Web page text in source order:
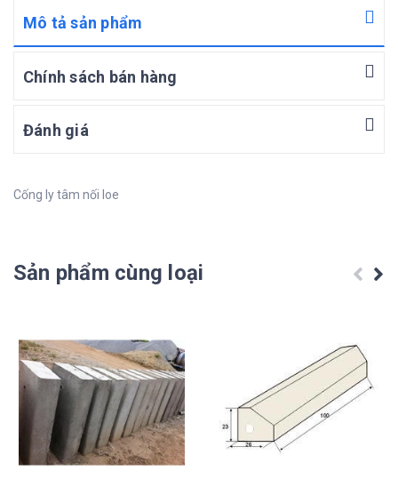
Mô tả sản phẩm
Chính sách bán hàng
Đánh giá
Cống ly tâm nối loe
Sản phẩm cùng loại